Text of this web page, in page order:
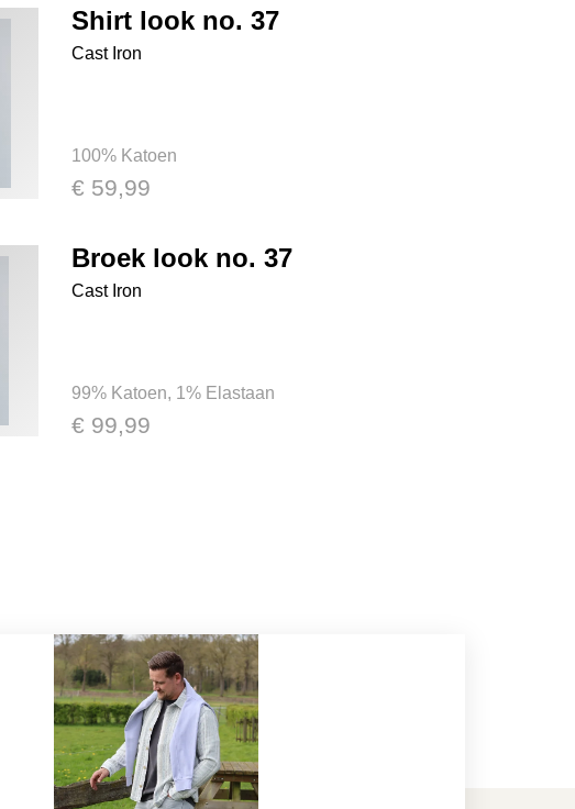
Shirt look no. 37
Cast Iron
100% Katoen
€ 59,99
Broek look no. 37
Cast Iron
99% Katoen, 1% Elastaan
€ 99,99